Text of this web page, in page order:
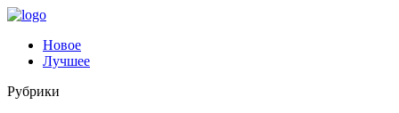
Новое
Лучшее
Рубрики